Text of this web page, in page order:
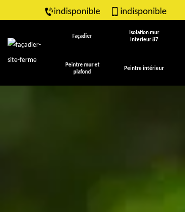
indisponible indisponible
Façadier
Isolation mur
interieur 87
Peintre mur et
plafond
Peintre intérieur